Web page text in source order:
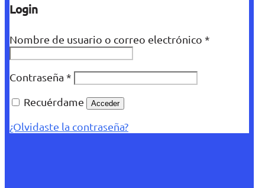
Login
Nombre de usuario o correo electrónico *
Contraseña *
Recuérdame
Acceder
¿Olvidaste la contraseña?